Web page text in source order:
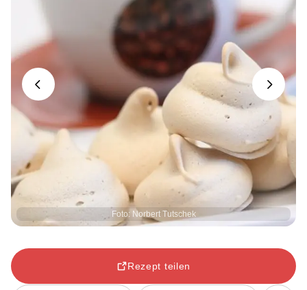
Foto: Norbert Tutschek
Previous Next
Rezept teilen